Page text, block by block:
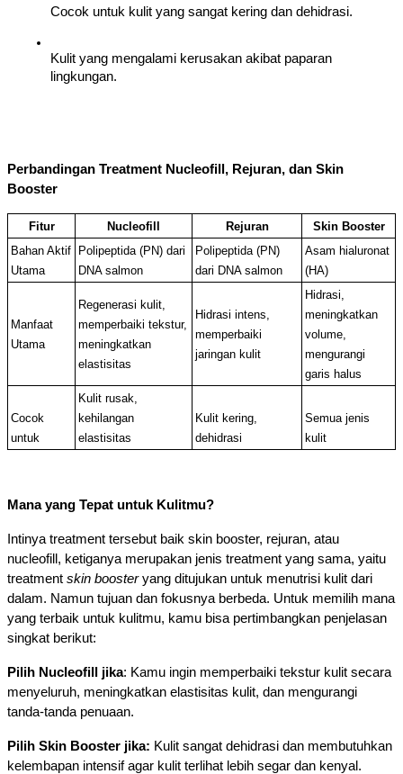
Cocok untuk kulit yang sangat kering dan dehidrasi.
Kulit yang mengalami kerusakan akibat paparan
lingkungan.
Perbandingan Treatment Nucleofill, Rejuran, dan Skin
Booster
Fitur Nucleofill Rejuran
Skin Booster
Bahan Aktif
Utama
Polipeptida (PN) dari
DNA salmon
Polipeptida (PN)
dari DNA salmon
Asam hialuronat
(HA)
Manfaat
Utama
Regenerasi kulit,
memperbaiki tekstur,
meningkatkan
elastisitas
Hidrasi intens,
memperbaiki
jaringan kulit
Hidrasi,
meningkatkan
volume,
mengurangi
garis halus
Cocok
untuk
Kulit rusak,
kehilangan
elastisitas
Kulit kering,
dehidrasi
Semua jenis
kulit
Mana yang Tepat untuk Kulitmu?
Intinya treatment tersebut baik skin booster, rejuran, atau
nucleofill, ketiganya merupakan jenis treatment yang sama, yaitu
treatment skin booster yang ditujukan untuk menutrisi kulit dari
dalam. Namun tujuan dan fokusnya berbeda. Untuk memilih mana
yang terbaik untuk kulitmu, kamu bisa pertimbangkan penjelasan
singkat berikut:
Pilih Nucleofill jika: Kamu ingin memperbaiki tekstur kulit secara
menyeluruh, meningkatkan elastisitas kulit, dan mengurangi
tanda-tanda penuaan.
Pilih Skin Booster jika: Kulit sangat dehidrasi dan membutuhkan
kelembapan intensif agar kulit terlihat lebih segar dan kenyal.